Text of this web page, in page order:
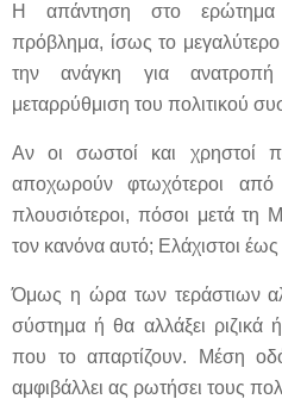
Η απάντηση στο ερώτημα
πρόβλημα, ίσως το
την ανάγκη για
μεταρρύθμιση του πολιτικού
Αν οι σωστοί και χρηστοί
αποχωρούν φτωχότεροι
πλουσιότεροι, πόσοι μετά τη
τον κανόνα αυτό; Ελάχιστοι
Όμως η ώρα των τεράστιων
σύστημα ή θα αλλάξει
που το απαρτίζουν. Μέση
αμφιβάλλει ας ρωτήσει τους